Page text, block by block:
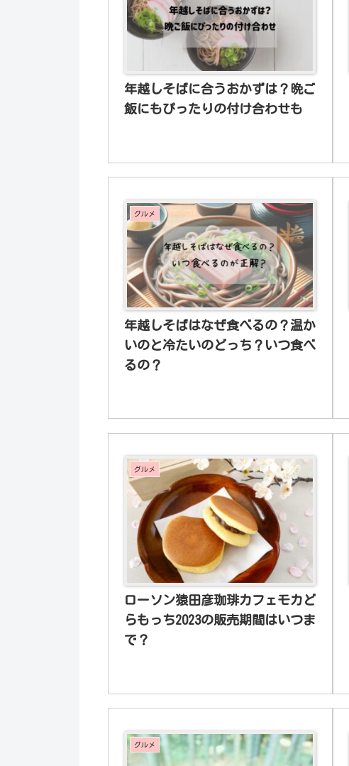
年越しそばに合うおかずは？晩ご
飯にもぴったりの付け合わせも
グルメ
年越しそばはなぜ食べるの？温か
いのと冷たいのどっち？いつ食べ
るの？
グルメ
ローソン猿田彦珈琲カフェモカど
らもっち2023の販売期間はいつま
で？
グルメ